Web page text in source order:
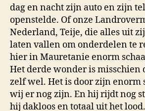
dag en nacht zijn auto en zijn
openstelde. Of onze
Nederland, Teije, die alles uit
laten vallen om onderdelen te
hier in Mauretanie enorm
Het derde wonder is misschien
zelf wel. Het is door zijn enorm
wij er nog zijn. En hij rijdt nog
hij dakloos en totaal uit het lood.